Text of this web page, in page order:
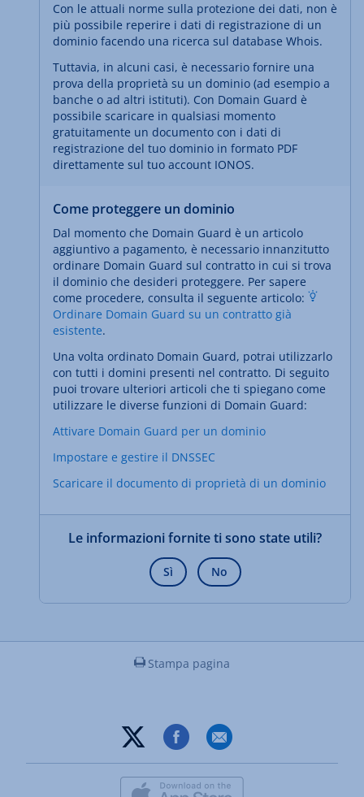
Con le attuali norme sulla protezione dei dati, non è
più possibile reperire i dati di registrazione di un
dominio facendo una ricerca sul database Whois.
Tuttavia, in alcuni casi, è necessario fornire una
prova della proprietà su un dominio (ad esempio a
banche o ad altri istituti). Con Domain Guard è
possibile scaricare in qualsiasi momento
gratuitamente un documento con i dati di
registrazione del tuo dominio in formato PDF
direttamente sul tuo account IONOS.
Come proteggere un dominio
Dal momento che Domain Guard è un articolo
aggiuntivo a pagamento, è necessario innanzitutto
ordinare Domain Guard sul contratto in cui si trova
il dominio che desideri proteggere. Per sapere
come procedere, consulta il seguente articolo:
Ordinare Domain Guard su un contratto già
esistente.
Una volta ordinato Domain Guard, potrai utilizzarlo
con tutti i domini presenti nel contratto. Di seguito
puoi trovare ulteriori articoli che ti spiegano come
utilizzare le diverse funzioni di Domain Guard:
Attivare Domain Guard per un dominio
Impostare e gestire il DNSSEC
Scaricare il documento di proprietà di un dominio
Le informazioni fornite ti sono state utili?
Sì No
Stampa pagina